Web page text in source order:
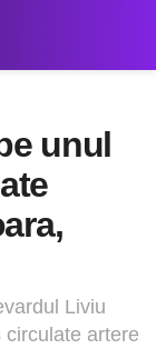
unul
Liviu
artere